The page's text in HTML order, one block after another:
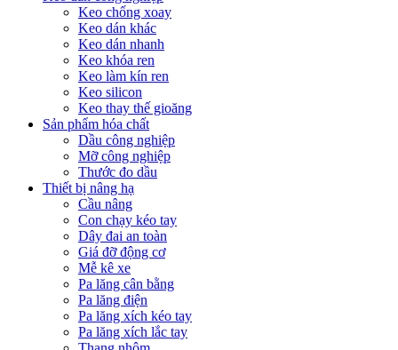
Keo chống xoay
Keo dán khác
Keo dán nhanh
Keo khóa ren
Keo làm kín ren
Keo silicon
Keo thay thế gioăng
Sản phẩm hóa chất
Dầu công nghiệp
Mỡ công nghiệp
Thước đo dầu
Thiết bị nâng hạ
Cầu nâng
Con chạy kéo tay
Dây đai an toàn
Giá đỡ động cơ
Mễ kê xe
Pa lăng cân bằng
Pa lăng điện
Pa lăng xích kéo tay
Pa lăng xích lắc tay